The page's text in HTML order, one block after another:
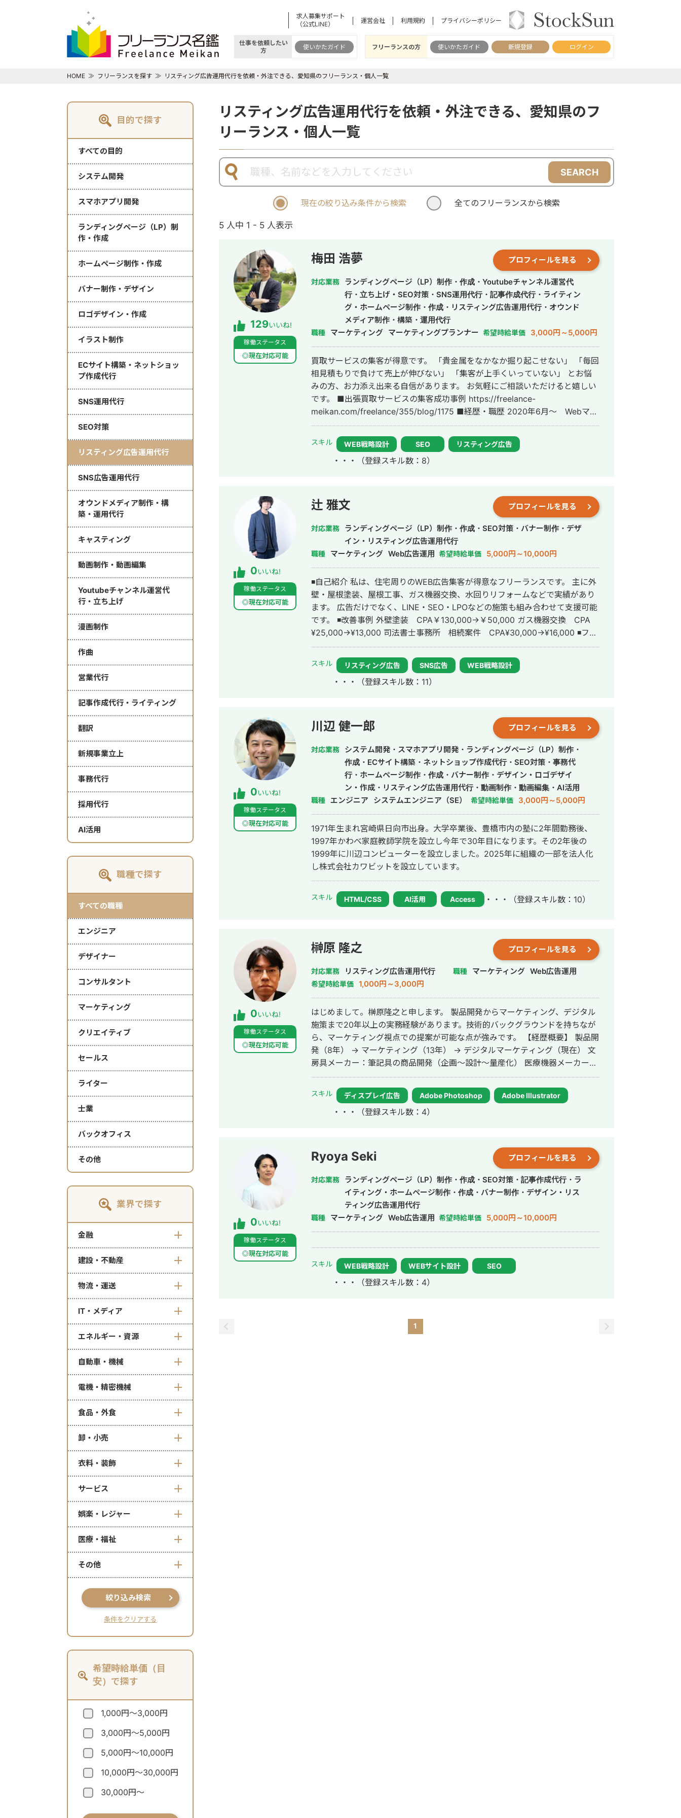
求人募集サポート
（公式LINE）
運営会社 利用規約 プライバシーポリシー
仕事を依頼したい
方
使いかたガイド フリーランスの方 使いかたガイド 新規登録 ログイン
HOME フリーランスを探す リスティング広告運用代行を依頼・外注できる、愛知県のフリーランス・個人一覧
目的で探す
すべての目的
システム開発
スマホアプリ開発
ランディングページ（LP）制
作・作成
ホームページ制作・作成
バナー制作・デザイン
ロゴデザイン・作成
イラスト制作
ECサイト構築・ネットショッ
プ作成代行
SNS運用代行
SEO対策
リスティング広告運用代行
SNS広告運用代行
オウンドメディア制作・構
築・運用代行
キャスティング
動画制作・動画編集
Youtubeチャンネル運営代
行・立ち上げ
漫画制作
作曲
営業代行
記事作成代行・ライティング
翻訳
新規事業立上
事務代行
採用代行
AI活用
職種で探す
すべての職種
エンジニア
デザイナー
コンサルタント
マーケティング
クリエイティブ
セールス
ライター
士業
バックオフィス
その他
業界で探す
金融
建設・不動産
物流・運送
IT・メディア
エネルギー・資源
自動車・機械
電機・精密機械
食品・外食
卸・小売
衣料・装飾
サービス
娯楽・レジャー
医療・福祉
その他
絞り込み検索
条件をクリアする
希望時給単価（目
安）で探す
1,000円～3,000円
3,000円～5,000円
5,000円～10,000円
10,000円～30,000円
30,000円～
リスティング広告運用代行を依頼・外注できる、愛知県のフ
リーランス・個人一覧
SEARCH
現在の絞り込み条件から検索 全てのフリーランスから検索
5 人中 1 - 5 人表示
129いいね!
稼働ステータス
◎現在対応可能
梅田 浩夢 プロフィールを見る
対応業務
ランディングページ（LP）制作・作成・Youtubeチャンネル運営代
行・立ち上げ・SEO対策・SNS運用代行・記事作成代行・ライティン
グ・ホームページ制作・作成・リスティング広告運用代行・オウンド
メディア制作・構築・運用代行
職種 マーケティング マーケティングプランナー 希望時給単価 3,000円～5,000円
買取サービスの集客が得意です。 「貴金属をなかなか掘り起こせない」 「毎回
相見積もりで負けて売上が伸びない」 「集客が上手くいっていない」 とお悩
みの方、お力添え出来る自信があります。 お気軽にご相談いただけると嬉しい
です。 ■出張買取サービスの集客成功事例 https://freelance-
meikan.com/freelance/355/blog/1175 ■経歴・職歴 2020年6月〜 Webマー
ケ支援会社（当時社員7名）にインターンとして参画し、案件獲得に向けた自社
集客（SEO・Web広告運用・LP制作・YouTubeチャンネル運用・メールマーケ
ティング等）を担当。 2022年3月 名古屋大学理学部数学科卒。 2022年4
月〜 Webマーケ会社勤務。人材系クライアントを主に担当。 2024年11月 こ
にて、ROAS350%など、好調な事例が複数あり。 ・StockSun営業代行サービ
ス「カリトルくん」、StockSunサロンの広告運用を担当。 ・ベンチャー企業~
大手企業のWebマーケティング支援に携わり、Web広告運用、LP制作を担当。
費用対効果を1.5〜2倍に改善するなど多数。 #SEO ・インターン先にて自社サ
イトのSEO対策を1人で担当し、月間アクセス数を約7倍(3,000→約22,000)、
KW「商標名+評判」で1位、「転職エージェント おすすめ」で10位以内を獲
得。 #YouTube ・法人向けYouTubeチャンネル運営に立ち上げ時から携わり、
チャンネル登録者数4,000人、月間商談獲得10〜15件達成。 →企画、台本作
成、撮影、編集、分析全て担当。 ■ 主な経験業界 ・買取サービス ・不用品回
収 ・人材紹介：toC/toBいずれも経験あり ・営業代行 ・SaaS ・広告代理店
・飲食店 ・官公庁
スキル WEB戦略設計 SEO リスティング広告
・・・ （登録スキル数：8）
0いいね!
稼働ステータス
◎現在対応可能
辻 雅文 プロフィールを見る
対応業務
ランディングページ（LP）制作・作成・SEO対策・バナー制作・デザ
イン・リスティング広告運用代行
職種 マーケティング Web広告運用 希望時給単価 5,000円～10,000円
◾️自己紹介 私は、住宅周りのWEB広告集客が得意なフリーランスです。 主に外
壁・屋根塗装、屋根工事、ガス機器交換、水回りリフォームなどで実績があり
ます。 広告だけでなく、LINE・SEO・LPOなどの施策も組み合わせて支援可能
です。 ◾️改善事例 外壁塗装 CPA￥130,000→￥50,000 ガス機器交換 CPA
¥25,000→¥13,000 司法書士事務所 相続案件 CPA¥30,000→¥16,000 ◾️フリ
ーランス名鑑をご覧の方へ 「WEB集客したいけど、何からやればいいかわから
ない・・・」 という方も無料で相談に乗りますので、気軽にお問い合わせ下さ
スキル リスティング広告 SNS広告 WEB戦略設計
・・・ （登録スキル数：11）
0いいね!
稼働ステータス
◎現在対応可能
川辺 健一郎 プロフィールを見る
対応業務
システム開発・スマホアプリ開発・ランディングページ（LP）制作・
作成・ECサイト構築・ネットショップ作成代行・SEO対策・事務代
行・ホームページ制作・作成・バナー制作・デザイン・ロゴデザイ
ン・作成・リスティング広告運用代行・動画制作・動画編集・AI活用
職種 エンジニア システムエンジニア（SE） 希望時給単価 3,000円～5,000円
1971年生まれ宮崎県日向市出身。大学卒業後、豊橋市内の塾に2年間勤務後、
1997年かわべ家庭教師学院を設立し今年で30年目になります。その2年後の
1999年に川辺コンピューターを設立しました。2025年に組織の一部を法人化
し株式会社カワビットを設立しています。
スキル HTML/CSS AI活用 Access ・・・ （登録スキル数：10）
0いいね!
稼働ステータス
◎現在対応可能
榊原 隆之 プロフィールを見る
対応業務 リスティング広告運用代行 職種 マーケティング Web広告運用
希望時給単価 1,000円～3,000円
はじめまして。榊原隆之と申します。 製品開発からマーケティング、デジタル
施策まで20年以上の実務経験があります。技術的バックグラウンドを持ちなが
ら、マーケティング視点での提案が可能な点が強みです。 【経歴概要】 製品開
発（8年） → マーケティング（13年） → デジタルマーケティング（現在） 文
房具メーカー：筆記具の商品開発（企画～設計～量産化） 医療機器メーカー：
広告・販促担当、課長として4名のマネジメント 輸入車ディーラー：デジタル
マーケティング担当 【できること】 企画立案から制作、データ分析まで一貫
して対応できます。3DCG・動画編集・CAD・Web編集など多様なツールを使
いこなし、クライアント様の課題解決に貢献いたします。 ポートフォリオ：
スキル ディスプレイ広告 Adobe Photoshop Adobe Illustrator
・・・ （登録スキル数：4）
0いいね!
稼働ステータス
◎現在対応可能
Ryoya Seki プロフィールを見る
対応業務
ランディングページ（LP）制作・作成・SEO対策・記事作成代行・ラ
イティング・ホームページ制作・作成・バナー制作・デザイン・リス
ティング広告運用代行
職種 マーケティング Web広告運用 希望時給単価 5,000円～10,000円
スキル WEB戦略設計 WEBサイト設計 SEO
・・・ （登録スキル数：4）
1